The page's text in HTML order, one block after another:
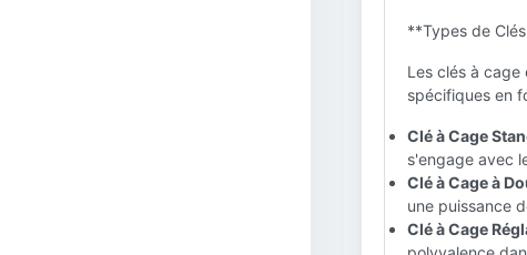
**Types de
Les clés à
spécifiques en
Clé à Cage
s'engage avec
Clé à Cage à
une puissance
Clé à Cage